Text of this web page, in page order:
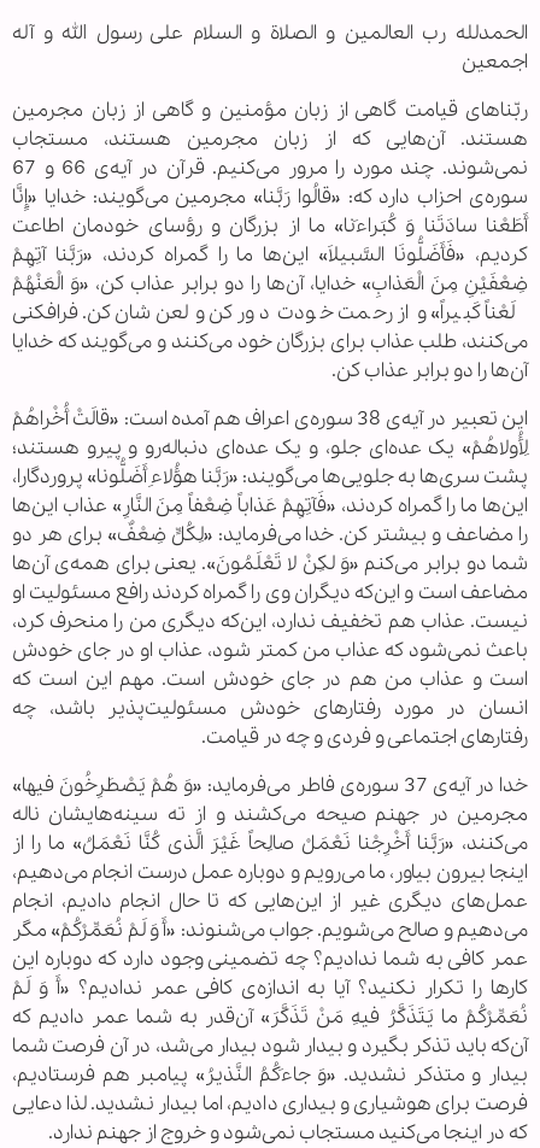
الحمدلله رب العالمین و الصلاة و السلام علی رسول الله و آله
اجمعین
ربّناهای قیامت گاهی از زبان مؤمنین و گاهی از زبان مجرمین
هستند. آن‌هایی که از زبان مجرمین هستند، مستجاب
نمی‌شوند. چند مورد را مرور می‌کنیم. قرآن در آیه‌ی 66 و 67
سوره‌ی احزاب دارد که: «قالُوا رَبَّنا» مجرمین می‌گویند: خدایا «إِنَّا
أَطَعْنا سادَتَنا وَ کُبَراءَنا» ما از بزرگان و رؤسای خودمان اطاعت
کردیم، «فَأَضَلُّونَا السَّبیلاَ» این‌ها ما را گمراه کردند، «رَبَّنا آتِهِمْ
ضِعْفَیْنِ مِنَ الْعَذابِ» خدایا، آن‌ها را دو برابر عذاب کن، «وَ الْعَنْهُمْ
لَعْناً کَبیراً» و از رحمت خودت دور کن و لعن‌شان کن. فرافکنی
می‌کنند، طلب عذاب برای بزرگان خود می‌کنند و می‌گویند که خدایا
آن‌ها را دو برابر عذاب کن.
این تعبیر در آیه‌ی 38 سوره‌ی اعراف هم آمده است: «قالَتْ أُخْراهُمْ
لِأُولاهُمْ» یک عده‌ای جلو، و یک عده‌ای دنباله‌رو و پیرو هستند؛
پشت سری‌ها به جلویی‌ها می‌گویند: «رَبَّنا هؤُلاءِ أَضَلُّونا» پروردگارا،
این‌ها ما را گمراه کردند، «فَآتِهِمْ عَذاباً ضِعْفاً مِنَ النَّارِ» عذاب این‌ها
را مضاعف و بیشتر کن. خدا می‌فرماید: «لِکُلٍّ ضِعْفٌ» برای هر دو
شما دو برابر می‌کنم «وَ لکِنْ لا تَعْلَمُونَ». یعنی برای همه‌ی آن‌ها
مضاعف است و این‌که دیگران وی را گمراه کردند رافع مسئولیت او
نیست. عذاب هم تخفیف ندارد، این‌که دیگری من را منحرف کرد،
باعث نمی‌شود که عذاب من کمتر شود، عذاب او در جای خودش
است و عذاب من هم در جای خودش است. مهم این است که
انسان در مورد رفتارهای خودش مسئولیت‌پذیر باشد، چه
رفتارهای اجتماعی و فردی و چه در قیامت.
خدا در آیه‌ی 37 سوره‌ی فاطر می‌فرماید: «وَ هُمْ یَصْطَرِخُونَ فیها»
مجرمین در جهنم صیحه می‌کشند و از ته سینه‌هایشان ناله
می‌کنند، «رَبَّنا أَخْرِجْنا نَعْمَلْ صالِحاً غَیْرَ الَّذی کُنَّا نَعْمَلُ» ما را از
اینجا بیرون بیاور، ما می‌رویم و دوباره عمل درست انجام می‌دهیم،
عمل‌های دیگری غیر از این‌هایی که تا حال انجام دادیم، انجام
می‌دهیم و صالح می‌شویم. جواب می‌شنوند: «أَ وَ لَمْ نُعَمِّرْکُمْ» مگر
عمر کافی به شما ندادیم؟ چه تضمینی وجود دارد که دوباره این
کارها را تکرار نکنید؟ آیا به اندازه‌ی کافی عمر ندادیم؟ «أَ وَ لَمْ
نُعَمِّرْکُمْ ما یَتَذَکَّرُ فیهِ مَنْ تَذَکَّرَ» آن‌قدر به شما عمر دادیم که
آن‌که باید تذکر بگیرد و بیدار شود بیدار می‌شد، در آن فرصت شما
بیدار و متذکر نشدید. «وَ جاءَکُمُ النَّذیرُ» پیامبر هم فرستادیم،
فرصت برای هوشیاری و بیداری دادیم، اما بیدار نشدید. لذا دعایی
که در اینجا می‌کنید مستجاب نمی‌شود و خروج از جهنم ندارد.